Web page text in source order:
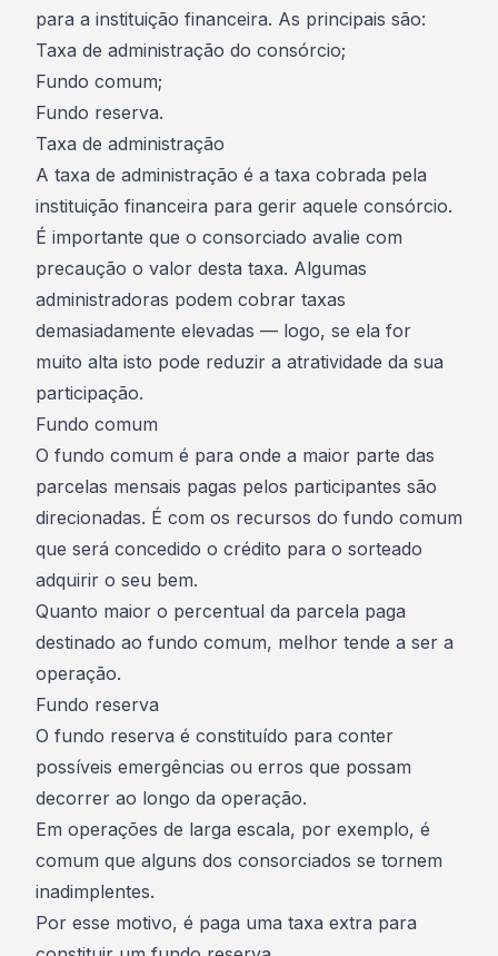
para a instituição financeira. As principais são:
Taxa de administração do consórcio;
Fundo comum;
Fundo reserva.
Taxa de administração
A taxa de administração é a taxa cobrada pela
instituição financeira para gerir aquele consórcio.
É importante que o consorciado avalie com
precaução o valor desta taxa. Algumas
administradoras podem cobrar taxas
demasiadamente elevadas — logo, se ela for
muito alta isto pode reduzir a atratividade da sua
participação.
Fundo comum
O fundo comum é para onde a maior parte das
parcelas mensais pagas pelos participantes são
direcionadas. É com os recursos do fundo comum
que será concedido o crédito para o sorteado
adquirir o seu bem.
Quanto maior o percentual da parcela paga
destinado ao fundo comum, melhor tende a ser a
operação.
Fundo reserva
O fundo reserva é constituído para conter
possíveis emergências ou erros que possam
decorrer ao longo da operação.
Em operações de larga escala, por exemplo, é
comum que alguns dos consorciados se tornem
inadimplentes.
Por esse motivo, é paga uma taxa extra para